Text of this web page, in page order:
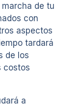
de tu
con
aspectos
tardará
de los
costos
a